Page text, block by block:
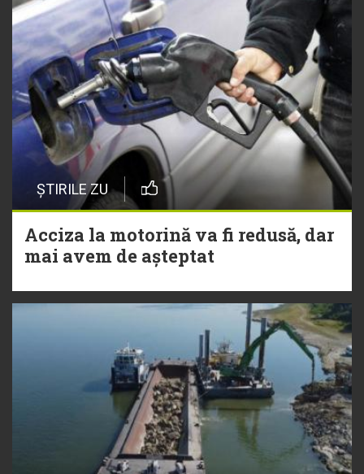
ȘTIRILE ZU
Acciza la motorină va fi redusă, dar
mai avem de așteptat